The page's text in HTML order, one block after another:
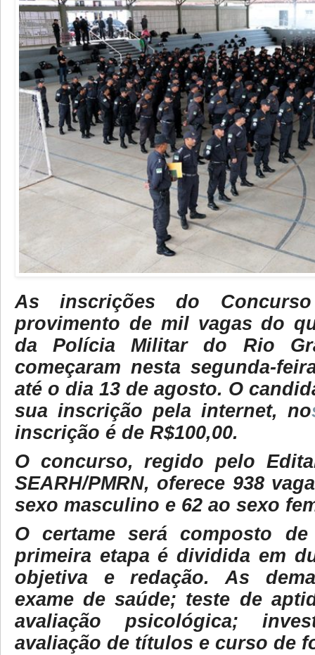
As inscrições do
provimento de mil vagas do
da Polícia Militar do Rio
começaram nesta segunda-
até o dia 13 de agosto. O
sua inscrição pela internet, no
inscrição é de R$100,00.
O concurso, regido pelo
SEARH/PMRN, oferece 938
sexo masculino e 62 ao sexo
O certame será composto
primeira etapa é dividida em
objetiva e redação. As
exame de saúde; teste de
avaliação psicológica;
avaliação de títulos e curso de